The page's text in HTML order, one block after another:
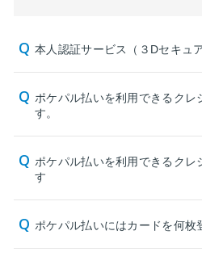
本人認証サービス（３Dセキュ
ポケパル払いを利用できるクレ
す。
ポケパル払いを利用できるクレ
す
ポケパル払いにはカードを何枚